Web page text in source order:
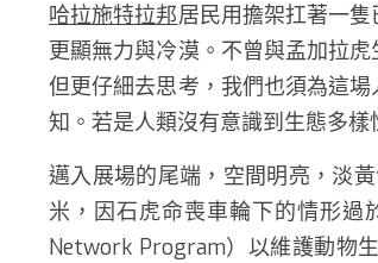
哈拉施特拉邦居民用擔架扛著一
更顯無力與冷漠。不曾與孟加拉
但更仔細去思考，我們也須為這
知。若是人類沒有意識到生態多
邁入展場的尾端，空間明亮，淡
米，因石虎命喪車輪下的情形過
Network Program）以維護動物